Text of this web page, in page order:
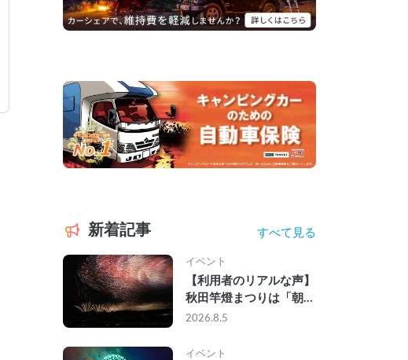
新着記事 すべて見る
イベント
【利用者のリアルな声】
秋田竿燈まつりは「朝か
ら夜まで」の祭り。キャ
組の記録
2026.8.5
イベント